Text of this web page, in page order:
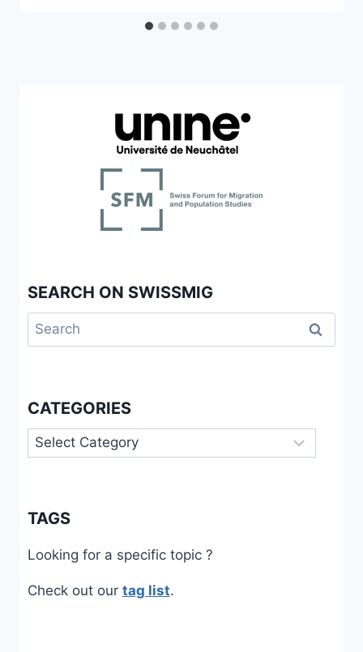
SEARCH ON SWISSMIG
Search
for:
CATEGORIES
Categories
TAGS
Looking for a specific topic ?
Check out our tag list.